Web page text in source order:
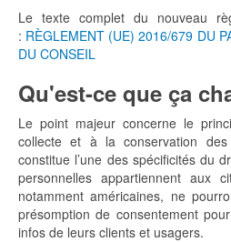
Le texte complet du nouveau
: RÈGLEMENT (UE) 2016/679 DU
DU CONSEIL
Qu'est-ce que ça
Le point majeur concerne le
collecte et à la conservation
constitue l’une des spécificités du
personnelles appartiennent aux
notamment américaines, ne
présomption de consentement
infos de leurs clients et usagers.